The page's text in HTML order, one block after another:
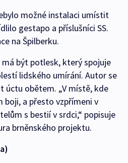
možné instalaci umístit
gestapo a příslušníci SS.
na Špilberku.
být potlesk, který spojuje
lidského umírání. Autor se
úctu obětem. „V místě, kde
boji, a přesto vzpřímeni v
s bestií v srdci,“ popisuje
brněnského projektu.